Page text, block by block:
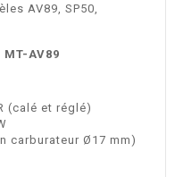
AV89, SP50,
MT-AV89
(calé et réglé)
carburateur Ø17 mm)